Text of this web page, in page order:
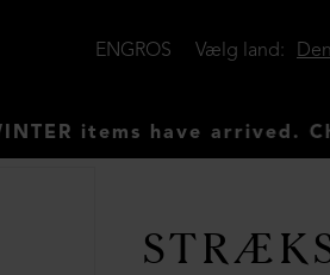
Vælg land:
ENGROS
items have arrived. Check